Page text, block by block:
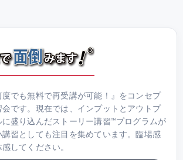
度でも無料で再受講が可能！』をコンセプ
会です。現在では、インプットとアウトプ
に盛り込んだストーリー講習™プログラムが
習としても注目を集めています。臨場感
してください。